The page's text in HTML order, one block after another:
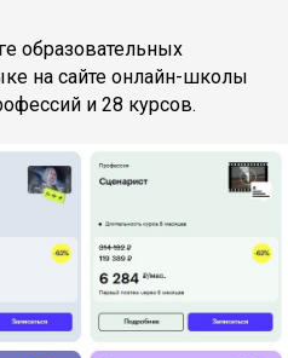
образовательных
на сайте онлайн-школы
и 28 курсов.